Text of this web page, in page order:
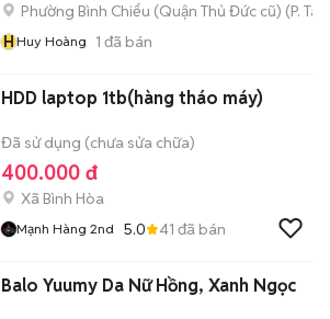
Phường Bình Chiểu (Quận Thủ Đức cũ) (P.
HHuy Hoàng 1 đã bán
HDD laptop 1tb(hàng tháo máy)
Đã sử dụng (chưa sửa chữa)
400.000 đ
Xã Bình Hòa
Mạnh Hàng 2nd 5.0 41 đã bán
Balo Yuumy Da Nữ Hồng, Xanh Ngọc